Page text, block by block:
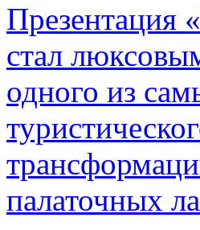
Презентация
стал
одного из
палаточных